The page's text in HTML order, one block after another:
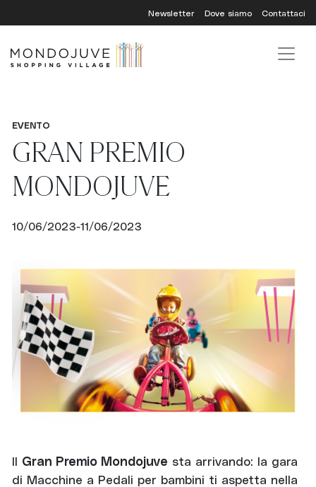
to
Newsletter Dove siamo Contattaci
EVENTO
GRAN PREMIO
MONDOJUVE
10/06/2023-11/06/2023
Il Gran Premio Mondojuve sta arrivando: la gara
di Macchine a Pedali per bambini ti aspetta nella